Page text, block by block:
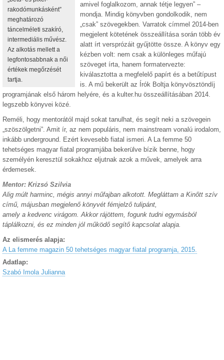
rakodómunkásként”
meghatározó
táncelméleti szakíró,
intermediális művész.
Az alkotás mellett a
legfontosabbnak a női
értékek megőrzését
tartja.
amivel foglalkozom, annak tétje legyen” –
mondja. Mindig könyvben gondolkodik, nem
„csak” szövegekben. Varratok címmel 2014-ben
megjelent kötetének összeállítása során több év
alatt írt versprózáit gyűjtötte össze. A könyv egy
kézben volt: nem csak a különleges műfajú
szöveget írta, hanem formatervezte:
kiválasztotta a megfelelő papírt és a betűtípust
is. A mű bekerült az Írók Boltja könyvösztöndíj
programjának első három helyére, és a kulter.hu összeállításában 2014.
legszebb könyvei közé.
Reméli, hogy mentorától majd sokat tanulhat, és segít neki a szövegein
„szöszölgetni”. Amit ír, az nem populáris, nem mainstream vonalú irodalom,
inkább underground. Ezért kevesebb fiatal ismeri. A La femme 50
tehetséges magyar fiatal programjába bekerülve bízik benne, hogy
személyén keresztül sokakhoz eljutnak azok a művek, amelyek arra
érdemesek.
Mentor: Krizsó Szilvia
Alig múlt harminc, mégis annyi műfajban alkotott. Megláttam a Kinőtt szív
című, májusban megjelenő könyvét fémjelző tulipánt,
amely a kedvenc virágom. Akkor rájöttem, fogunk tudni egymásból
táplálkozni, és ez minden jól működő segítő kapcsolat alapja.
Az elismerés alapja:
A La femme magazin 50 tehetséges magyar fiatal programja, 2015.
Adatlap:
Szabó Imola Julianna